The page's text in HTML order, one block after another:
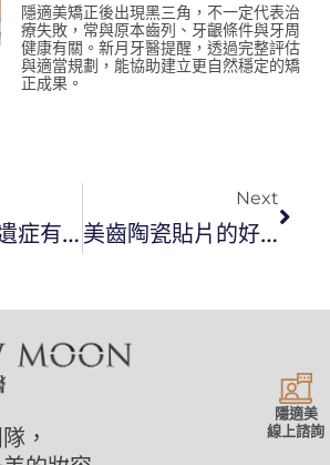
隱適美矯正後出現黑三角，不一定代表治
療失敗，常與原本齒列、牙齦條件與牙周
健康有關。新月牙醫提醒，透過完整評估
與適當規劃，能協助建立更自然穩定的矯
正成果。
陶瓷貼片後遺症有哪些，一次搞懂陶瓷美白貼片不踩雷
Next
美齒陶瓷貼片的好處？聽說做陶瓷貼片牙縫問題就可以解決
，
隱適美
線上諮詢